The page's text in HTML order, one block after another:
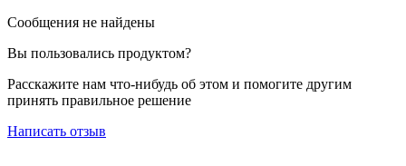
Сообщения не найдены
Вы пользовались продуктом?
Расскажите нам что-нибудь об этом и помогите другим
принять правильное решение
Написать отзыв